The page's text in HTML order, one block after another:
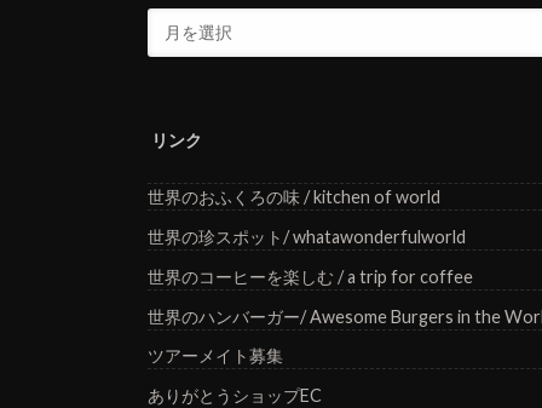
リンク
世界のおふくろの味 / kitchen of world
世界の珍スポット/ whatawonderfulworld
世界のコーヒーを楽しむ / a trip for coffee
世界のハンバーガー/ Awesome Burgers in the
ツアーメイト募集
ありがとうショップEC